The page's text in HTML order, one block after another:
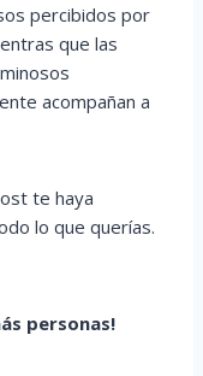
percibidos por
que las
acompañan a
te haya
lo que querías.
personas!